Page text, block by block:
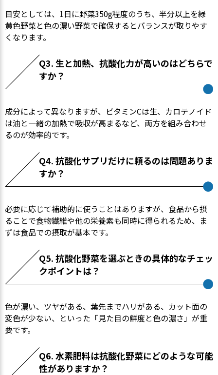
目安としては、1日に野菜350g程度のうち、半分以上を緑
黄色野菜と色の濃い野菜で確保するとバランスが取りやす
くなります。
Q3. 生と加熱、抗酸化力が高いのはどちらで
すか？
成分によって異なりますが、ビタミンCは生、カロテノイド
は油と一緒の加熱で吸収が高まるなど、両方を組み合わせ
るのが効率的です。
Q4. 抗酸化サプリだけに頼るのは問題ありま
すか？
必要に応じて補助的に使うことはありますが、食品から摂
ることで食物繊維や他の栄養素も同時に得られるため、ま
ずは食品での摂取が基本です。
Q5. 抗酸化野菜を選ぶときの具体的なチェッ
クポイントは？
色が濃い、ツヤがある、葉先までハリがある、カット面の
変色が少ない、といった「見た目の鮮度と色の濃さ」が重
要です。
Q6. 水素肥料は抗酸化野菜にどのような可能
性がありますか？